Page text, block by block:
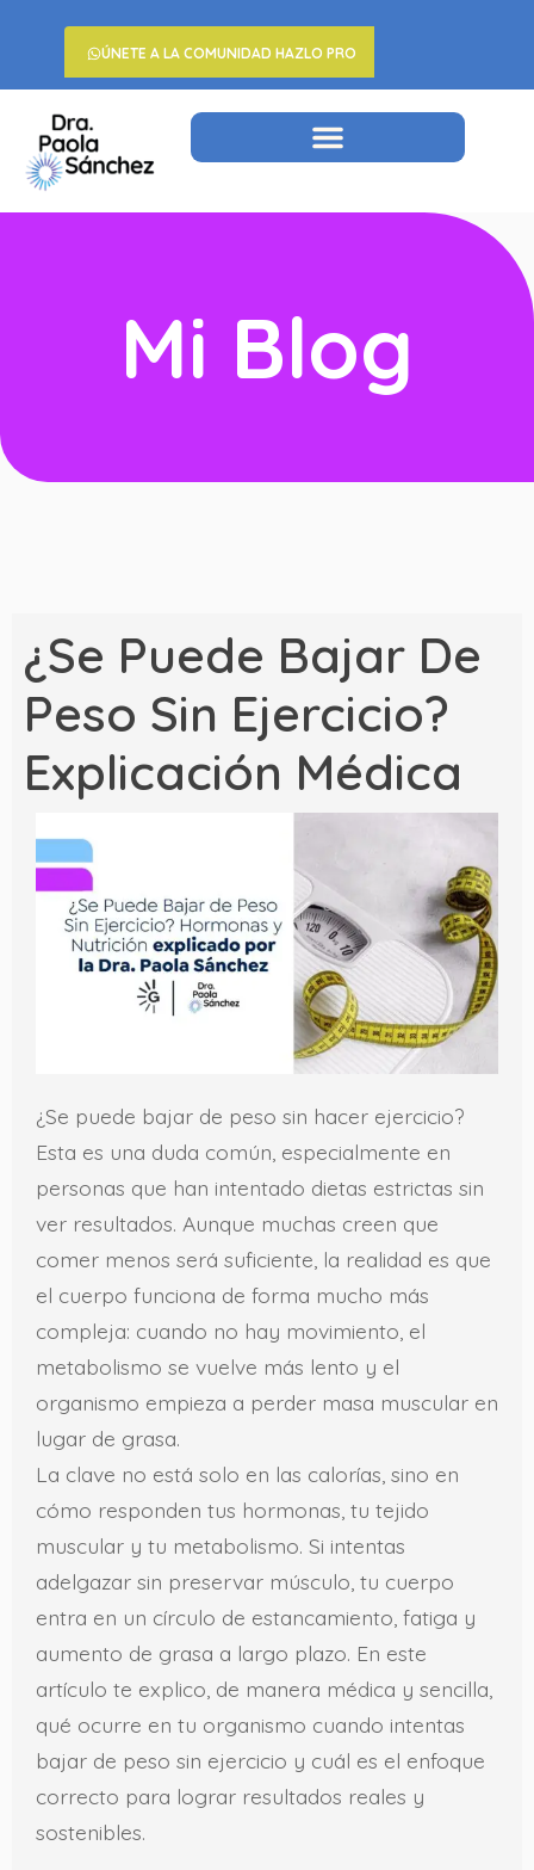
ÚNETE A LA COMUNIDAD HAZLO PRO
Mi Blog
¿Se Puede Bajar De
Peso Sin Ejercicio?
Explicación Médica
¿Se puede bajar de peso sin hacer ejercicio?
Esta es una duda común, especialmente en
personas que han intentado dietas estrictas sin
ver resultados. Aunque muchas creen que
comer menos será suficiente, la realidad es que
el cuerpo funciona de forma mucho más
compleja: cuando no hay movimiento, el
metabolismo se vuelve más lento y el
organismo empieza a perder masa muscular en
lugar de grasa.
La clave no está solo en las calorías, sino en
cómo responden tus hormonas, tu tejido
muscular y tu metabolismo. Si intentas
adelgazar sin preservar músculo, tu cuerpo
entra en un círculo de estancamiento, fatiga y
aumento de grasa a largo plazo. En este
artículo te explico, de manera médica y sencilla,
qué ocurre en tu organismo cuando intentas
bajar de peso sin ejercicio y cuál es el enfoque
correcto para lograr resultados reales y
sostenibles.